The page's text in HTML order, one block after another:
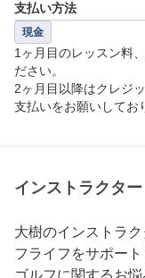
支払い方法
現金
1ヶ月目のレッスン料
ださい。
2ヶ月目以降はクレジ
インストラクター
大樹のインストラ
フライフをサポート
ゴルフに関するお